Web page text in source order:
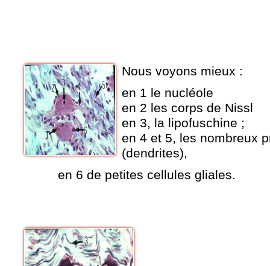
Nous voyons mieux :
en 1 le nucléole
en 2 les corps de Nissl
en 3, la lipofuschine ;
en 4 et 5, les nombreux
(dendrites)
en 6 de petites cellules gliales.